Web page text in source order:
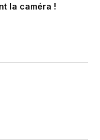
la caméra !